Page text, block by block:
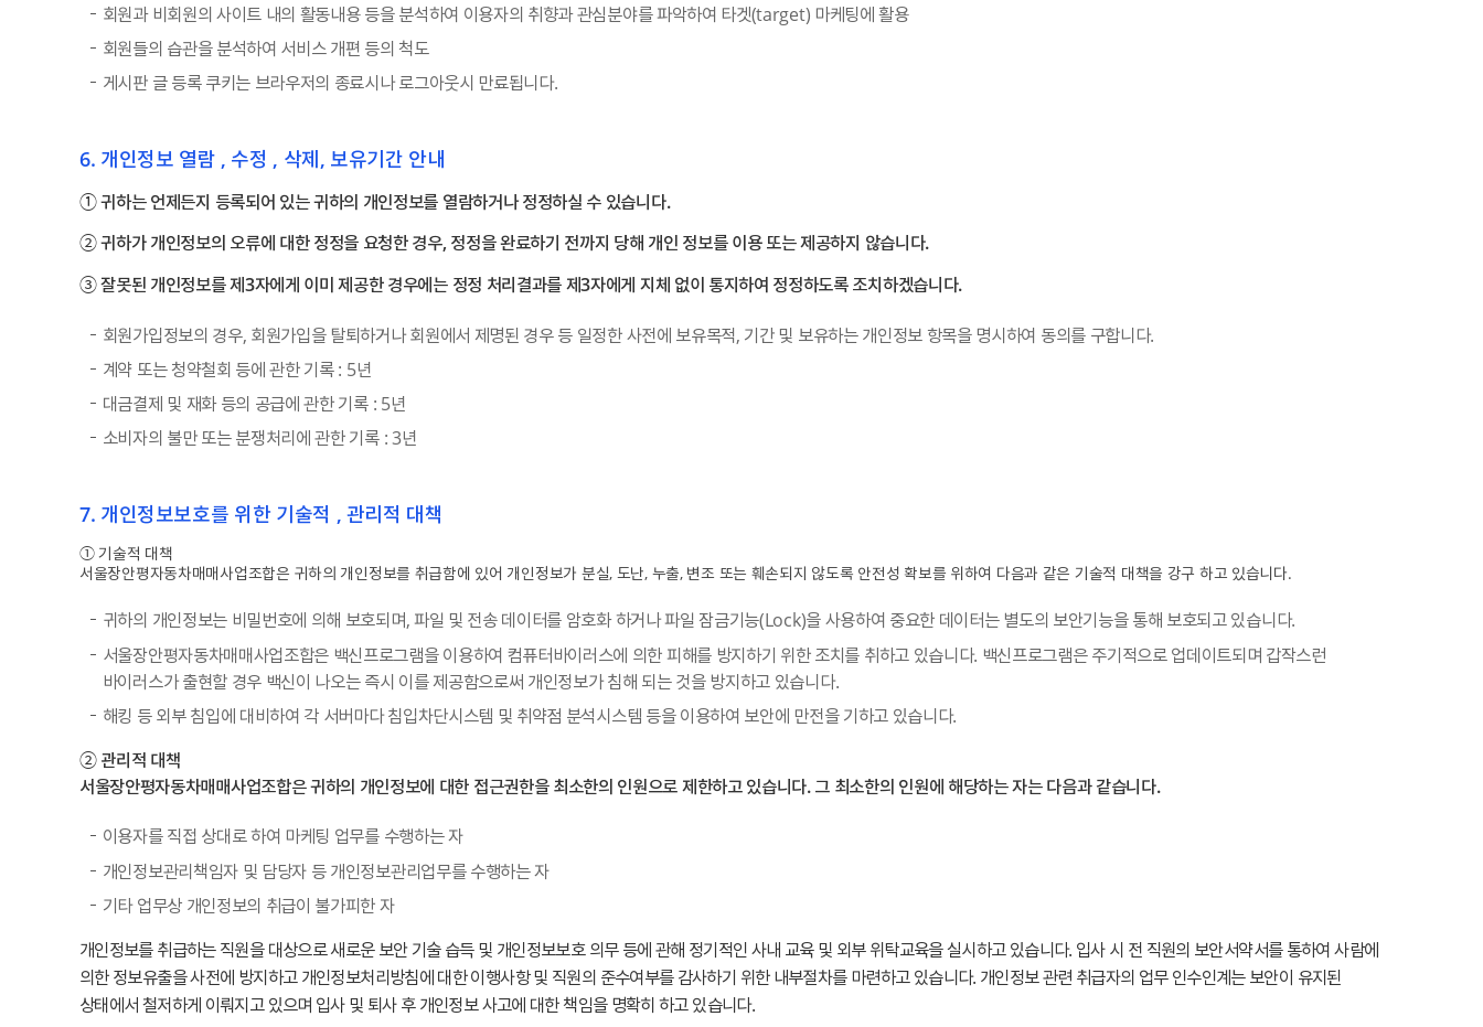
회원과 비회원의 사이트 내의 활동내용 등을 분석하여 이용자의 취향과 관심분야를 파악하여 타겟(target) 마케팅에 활용
회원들의 습관을 분석하여 서비스 개편 등의 척도
게시판 글 등록 쿠키는 브라우저의 종료시나 로그아웃시 만료됩니다.
6. 개인정보 열람 , 수정 , 삭제, 보유기간 안내
① 귀하는 언제든지 등록되어 있는 귀하의 개인정보를 열람하거나 정정하실 수 있습니다.
② 귀하가 개인정보의 오류에 대한 정정을 요청한 경우, 정정을 완료하기 전까지 당해 개인 정보를 이용 또는 제공하지 않습니다.
③ 잘못된 개인정보를 제3자에게 이미 제공한 경우에는 정정 처리결과를 제3자에게 지체 없이 통지하여 정정하도록 조치하겠습니다.
회원가입정보의 경우, 회원가입을 탈퇴하거나 회원에서 제명된 경우 등 일정한 사전에 보유목적, 기간 및 보유하는 개인정보 항목을 명시하여 동의를 구합니다.
계약 또는 청약철회 등에 관한 기록 : 5년
대금결제 및 재화 등의 공급에 관한 기록 : 5년
소비자의 불만 또는 분쟁처리에 관한 기록 : 3년
7. 개인정보보호를 위한 기술적 , 관리적 대책
① 기술적 대책
서울장안평자동차매매사업조합은 귀하의 개인정보를 취급함에 있어 개인정보가 분실, 도난, 누출, 변조 또는 훼손되지 않도록 안전성 확보를 위하여 다음과 같은 기술적 대책을 강구 하고 있습니다.
귀하의 개인정보는 비밀번호에 의해 보호되며, 파일 및 전송 데이터를 암호화 하거나 파일 잠금기능(Lock)을 사용하여 중요한 데이터는 별도의 보안기능을 통해 보호되고 있습니다.
서울장안평자동차매매사업조합은 백신프로그램을 이용하여 컴퓨터바이러스에 의한 피해를 방지하기 위한 조치를 취하고 있습니다. 백신프로그램은 주기적으로 업데이트되며 갑작스런
바이러스가 출현할 경우 백신이 나오는 즉시 이를 제공함으로써 개인정보가 침해 되는 것을 방지하고 있습니다.
해킹 등 외부 침입에 대비하여 각 서버마다 침입차단시스템 및 취약점 분석시스템 등을 이용하여 보안에 만전을 기하고 있습니다.
② 관리적 대책
서울장안평자동차매매사업조합은 귀하의 개인정보에 대한 접근권한을 최소한의 인원으로 제한하고 있습니다. 그 최소한의 인원에 해당하는 자는 다음과 같습니다.
이용자를 직접 상대로 하여 마케팅 업무를 수행하는 자
개인정보관리책임자 및 담당자 등 개인정보관리업무를 수행하는 자
기타 업무상 개인정보의 취급이 불가피한 자
개인정보를 취급하는 직원을 대상으로 새로운 보안 기술 습득 및 개인정보보호 의무 등에 관해 정기적인 사내 교육 및 외부 위탁교육을 실시하고 있습니다. 입사 시 전 직원의 보안서약서를 통하여 사람에
의한 정보유출을 사전에 방지하고 개인정보처리방침에 대한 이행사항 및 직원의 준수여부를 감사하기 위한 내부절차를 마련하고 있습니다. 개인정보 관련 취급자의 업무 인수인계는 보안이 유지된
상태에서 철저하게 이뤄지고 있으며 입사 및 퇴사 후 개인정보 사고에 대한 책임을 명확히 하고 있습니다.